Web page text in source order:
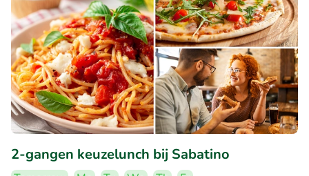
2-gangen keuzelunch bij Sabatino